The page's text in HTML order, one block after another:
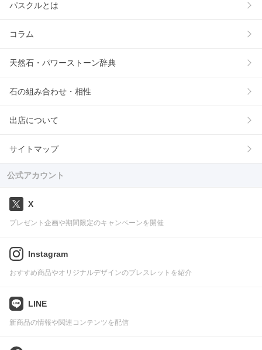
パスクルとは
コラム
天然石・パワーストーン辞典
石の組み合わせ・相性
出店について
サイトマップ
公式アカウント
X
プレゼント企画や期間限定のキャンペーンを開催
Instagram
おすすめ商品やオリジナルデザインのブレスレットを紹介
LINE
新商品の情報や関連コンテンツを配信